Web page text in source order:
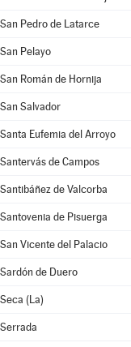
San Pedro de Latarce
San Pelayo
San Román de Hornija
San Salvador
Santa Eufemia del Arroyo
Santervás de Campos
Santibáñez de Valcorba
Santovenia de Pisuerga
San Vicente del Palacio
Sardón de Duero
Seca (La)
Serrada